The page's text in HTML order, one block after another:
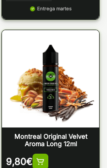
Entrega martes
Montreal Original Velvet
Aroma Long 12ml
9,80€